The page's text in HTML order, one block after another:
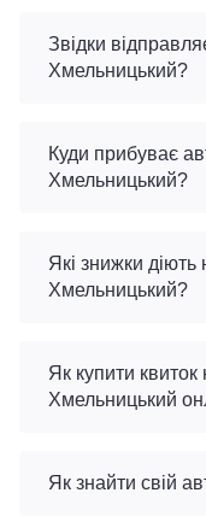
Звідки
Хмельницький?
Куди прибуває
Хмельницький?
Які знижки
Хмельницький?
Як купити
Хмельницький
Як знайти свій